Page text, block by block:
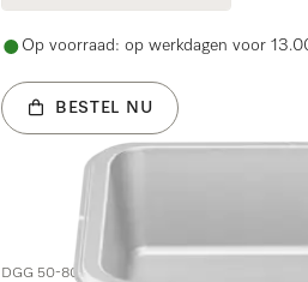
Op voorraad: op werkdagen voor
BESTEL NU
DGG 50-80